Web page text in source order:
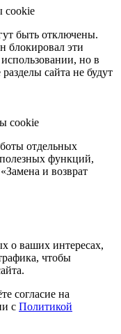
cookie
быть отключены.
блокировал эти
но в
сайта не будут
cookie
отдельных
функций,
и возврат
о ваших интересах,
чтобы
согласие на
с Политикой